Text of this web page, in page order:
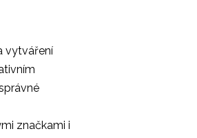
vytváření
značkami i